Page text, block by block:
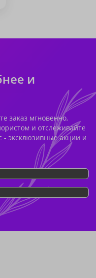
и
заказ мгновенно,
и отслеживайте
- эксклюзивные акции и